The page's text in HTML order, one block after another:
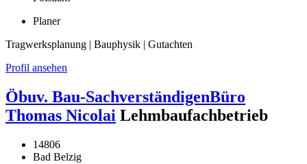
Planer
Tragwerksplanung | Bauphysik | Gutachten
Profil ansehen
Öbuv. Bau-SachverständigenBüro
Thomas Nicolai Lehmbaufachbetrieb
14806
Bad Belzig